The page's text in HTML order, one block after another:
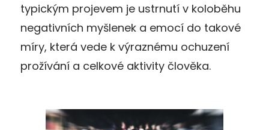
typickým projevem je ustrnutí v koloběhu
negativních myšlenek a emocí do takové
míry, která vede k výraznému ochuzení
prožívání a celkové aktivity člověka.